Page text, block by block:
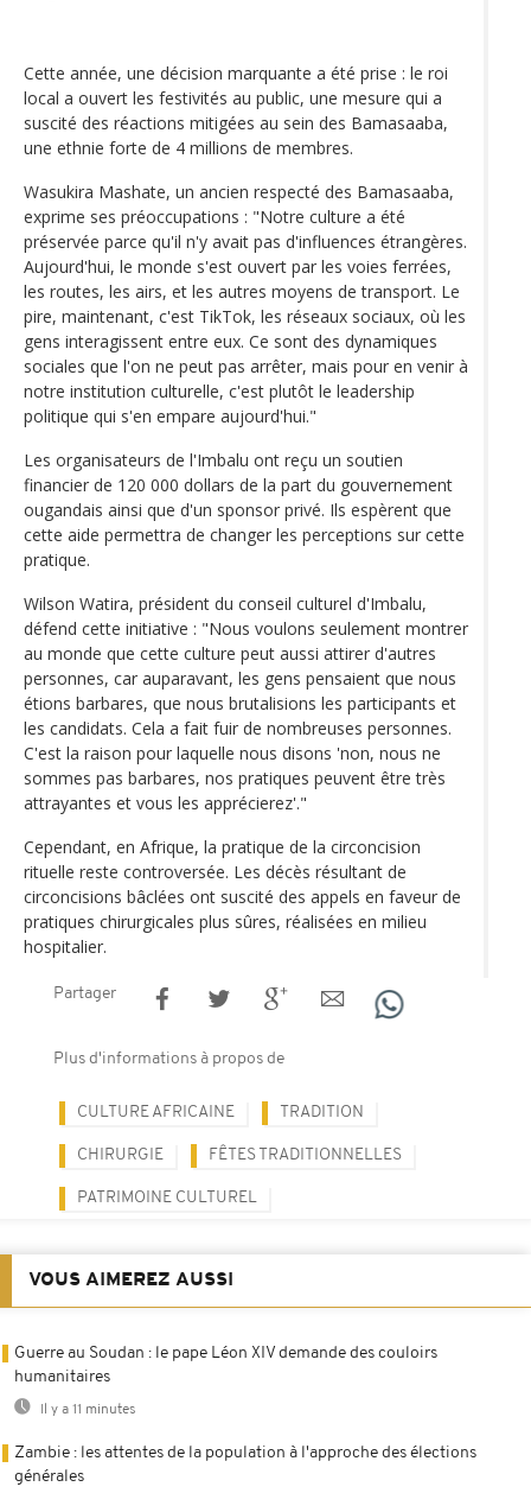
Cette année, une décision marquante a été prise : le roi
local a ouvert les festivités au public, une mesure qui a
suscité des réactions mitigées au sein des Bamasaaba,
une ethnie forte de 4 millions de membres.
Wasukira Mashate, un ancien respecté des Bamasaaba,
exprime ses préoccupations : "Notre culture a été
préservée parce qu'il n'y avait pas d'influences étrangères.
Aujourd'hui, le monde s'est ouvert par les voies ferrées,
les routes, les airs, et les autres moyens de transport. Le
pire, maintenant, c'est TikTok, les réseaux sociaux, où les
gens interagissent entre eux. Ce sont des dynamiques
sociales que l'on ne peut pas arrêter, mais pour en venir à
notre institution culturelle, c'est plutôt le leadership
politique qui s'en empare aujourd'hui."
Les organisateurs de l'Imbalu ont reçu un soutien
financier de 120 000 dollars de la part du gouvernement
ougandais ainsi que d'un sponsor privé. Ils espèrent que
cette aide permettra de changer les perceptions sur cette
pratique.
Wilson Watira, président du conseil culturel d'Imbalu,
défend cette initiative : "Nous voulons seulement montrer
au monde que cette culture peut aussi attirer d'autres
personnes, car auparavant, les gens pensaient que nous
étions barbares, que nous brutalisions les participants et
les candidats. Cela a fait fuir de nombreuses personnes.
C'est la raison pour laquelle nous disons 'non, nous ne
sommes pas barbares, nos pratiques peuvent être très
attrayantes et vous les apprécierez'."
Cependant, en Afrique, la pratique de la circoncision
rituelle reste controversée. Les décès résultant de
circoncisions bâclées ont suscité des appels en faveur de
pratiques chirurgicales plus sûres, réalisées en milieu
hospitalier.
Partager
Plus d'informations à propos de
CULTURE AFRICAINE TRADITION
CHIRURGIE FÊTES TRADITIONNELLES
PATRIMOINE CULTUREL
VOUS AIMEREZ AUSSI
Guerre au Soudan : le pape Léon XIV demande des couloirs
humanitaires
Il y a 11 minutes
Zambie : les attentes de la population à l'approche des élections
générales